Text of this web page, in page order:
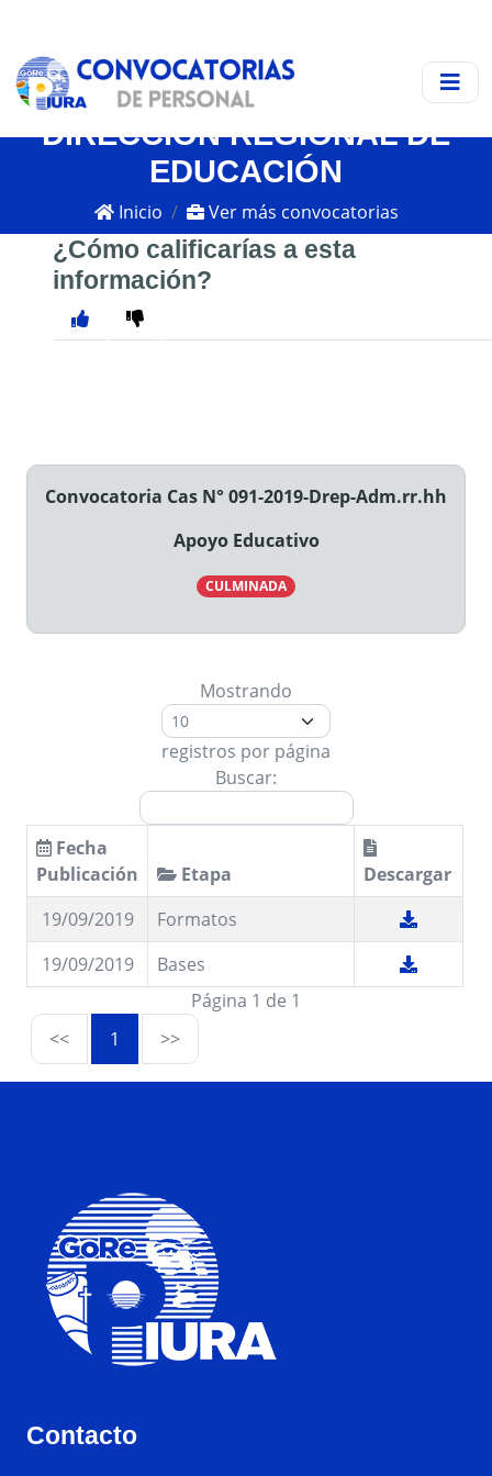
DIRECCIÓN REGIONAL DE
EDUCACIÓN
Inicio Ver más convocatorias
¿Cómo calificarías a esta
información?
Convocatoria Cas N° 091-2019-Drep-Adm.rr.hh
Apoyo Educativo
CULMINADA
Mostrando
registros por página
Buscar:
Fecha
Publicación
Etapa
Descargar
19/09/2019
Formatos
19/09/2019
Bases
Página 1 de 1
<<
1 >>
Contacto